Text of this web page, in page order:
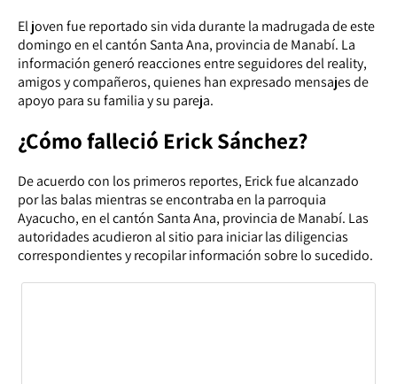
El joven fue reportado sin vida durante la madrugada de este
domingo en el cantón Santa Ana, provincia de Manabí. La
información generó reacciones entre seguidores del reality,
amigos y compañeros, quienes han expresado mensajes de
apoyo para su familia y su pareja.
¿Cómo falleció Erick Sánchez?
De acuerdo con los primeros reportes, Erick fue alcanzado
por las balas mientras se encontraba en la parroquia
Ayacucho, en el cantón Santa Ana, provincia de Manabí. Las
autoridades acudieron al sitio para iniciar las diligencias
correspondientes y recopilar información sobre lo sucedido.